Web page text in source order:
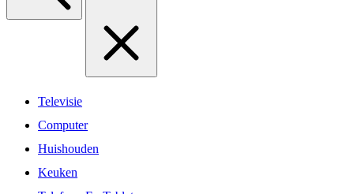
Televisie
Computer
Huishouden
Keuken